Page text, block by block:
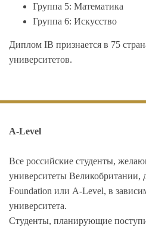
Группа 5: Математика
Группа 6: Искусство
Диплом IB признается в 75
университетов.
A-Level
Все российские студенты,
университеты
Foundation или A-Level, в
университета.
Студенты, планирующие